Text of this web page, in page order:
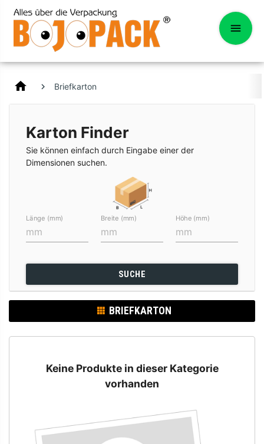
home Briefkarton
Karton Finder
Sie können einfach durch Eingabe einer der
Dimensionen suchen.
Länge (mm) Breite (mm) Höhe (mm)
SUCHE
BRIEFKARTON
Keine Produkte in dieser Kategorie
vorhanden